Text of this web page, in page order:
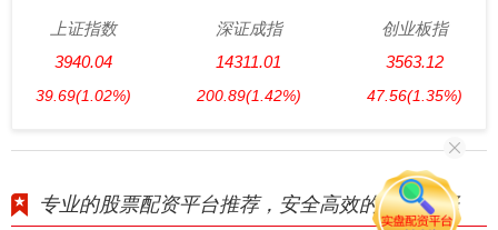
上证指数
3940.04
39.69(1.02%)
深证成指
14311.01
200.89(1.42%)
创业板指
3563.12
47.56(1.35%)
专业的股票配资平台推荐，安全高效的投资选择